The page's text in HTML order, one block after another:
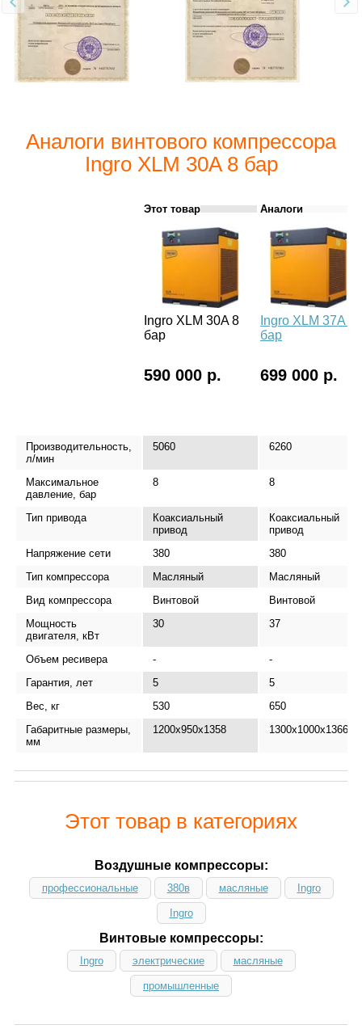
Аналоги винтового компрессора
Ingro XLM 30A 8 бар
Этот товар Аналоги
Ingro XLM 30A 8
бар
Ingro XLM 37A 8
бар
590 000 р. 699 000 р.
Производительность,
л/мин
5060 6260
Максимальное
давление, бар
8 8
Тип привода
Коаксиальный
привод
Коаксиальный
привод
Напряжение сети
380
380
Тип компрессора
Масляный
Масляный
Вид компрессора
Винтовой
Винтовой
Мощность
двигателя, кВт
30 37
Объем ресивера -
-
Гарантия, лет
5
5
Вес, кг
530
650
Габаритные размеры,
мм
1200x950x1358 1300x1000x1366
Этот товар в категориях
Воздушные компрессоры:
профессиональные 380в масляные Ingro
Ingro
Винтовые компрессоры:
Ingro электрические масляные
промышленные